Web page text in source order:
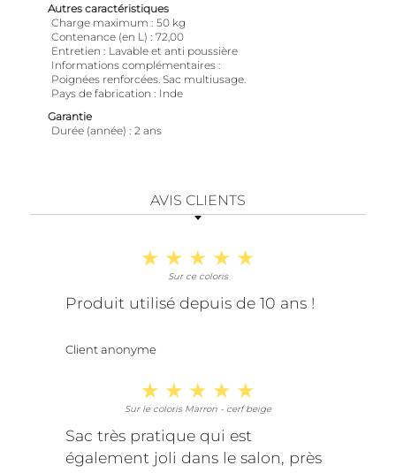
Autres caractéristiques
Charge maximum
50 kg
Contenance (en L)
72,00
Entretien
Lavable et anti poussière
Informations complémentaires
Poignées renforcées. Sac multiusage.
Pays de fabrication
Inde
Garantie
Durée (année)
2 ans
AVIS CLIENTS
Sur ce coloris
Produit utilisé depuis de 10 ans !
Client anonyme
Sur le coloris Marron - cerf beige
Sac très pratique qui est
également joli dans le salon, près